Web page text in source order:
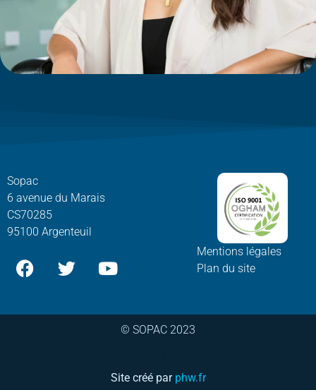
Sopac
6 avenue du Marais
CS70285
95100 Argenteuil
Mentions légales
Plan du site
© SOPAC 2023
Site créé par phw.fr